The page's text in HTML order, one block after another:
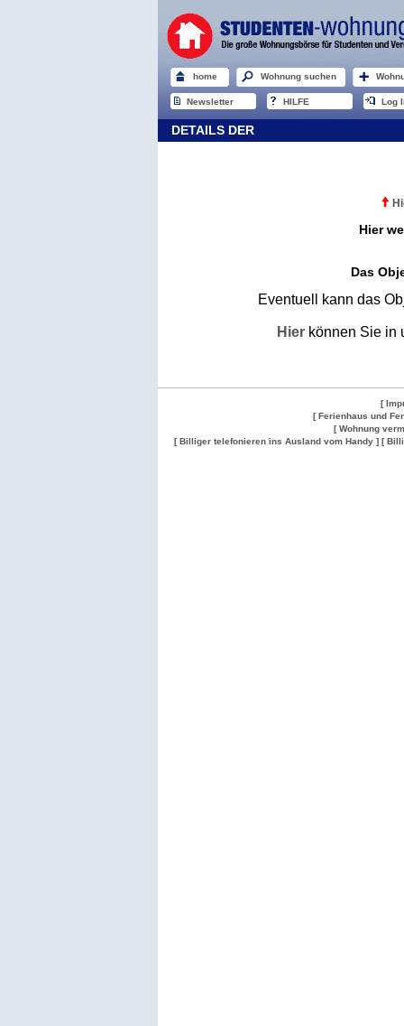
home Wohnung suchen
Newsletter HILFE Log
DETAILS DER
Hier
Das
Eventuell kann das
Hier können Sie in
[
[ Ferienhaus und
[ Wohnung
[ Billiger telefonieren ins Ausland vom Handy ] [